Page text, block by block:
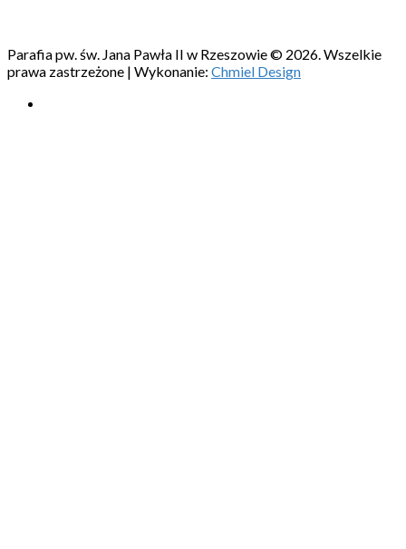
Parafia pw. św. Jana Pawła II w Rzeszowie © 2026. Wszelkie
prawa zastrzeżone | Wykonanie: Chmiel Design